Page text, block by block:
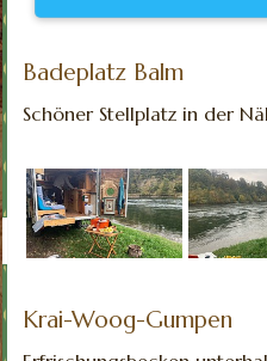
Badeplatz Balm
Schöner Stellplatz in der
Krai-Woog-Gumpen